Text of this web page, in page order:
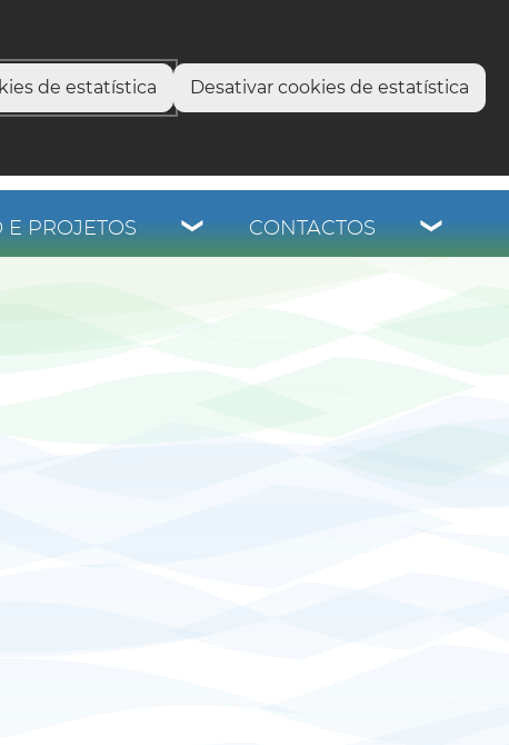
de estatística Desativar cookies de estatística
E PROJETOS CONTACTOS